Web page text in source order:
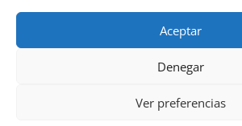
Aceptar
Denegar
Ver preferencias
Política de Privacidad